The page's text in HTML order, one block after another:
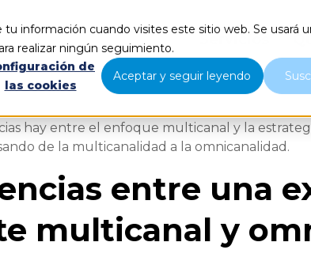
información cuando visites este sitio web. Se usará
realizar ningún seguimiento.
de
las cookies
Aceptar y seguir leyendo
hay entre el enfoque multicanal y la
de la multicanalidad a la omnicanalidad.
entre una
multicanal y